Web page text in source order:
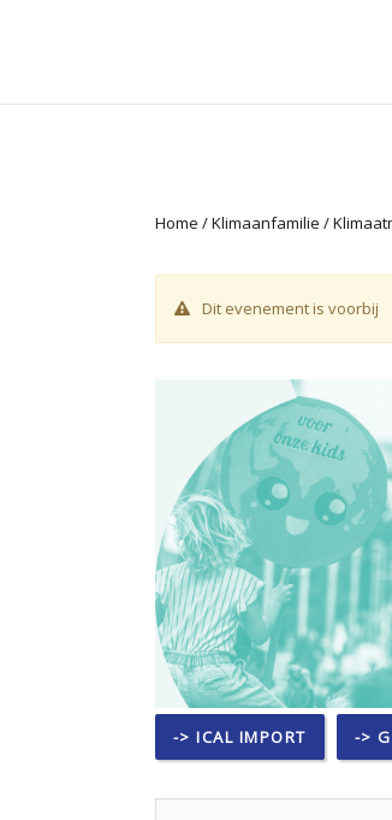
Home /Klimaanfamilie /
Dit evenement is voorbij
-> ICAL IMPORT ->